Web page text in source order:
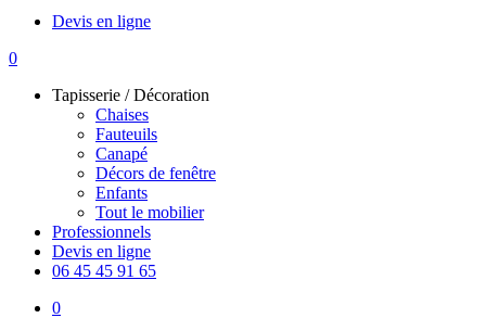
Devis en ligne
0
Tapisserie / Décoration
Chaises
Fauteuils
Canapé
Décors de fenêtre
Enfants
Tout le mobilier
Professionnels
Devis en ligne
06 45 45 91 65
0